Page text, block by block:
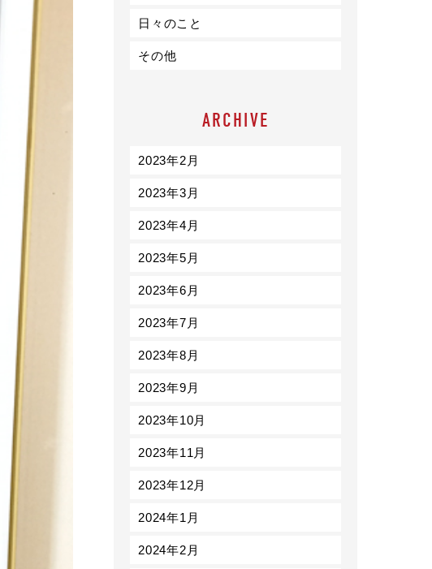
お知らせ
ブログ
スタッフ紹介
採用情報
日々のこと
その他
ARCHIVE
2023年2月
2023年3月
2023年4月
2023年5月
2023年6月
2023年7月
2023年8月
2023年9月
2023年10月
2023年11月
2023年12月
2024年1月
2024年2月